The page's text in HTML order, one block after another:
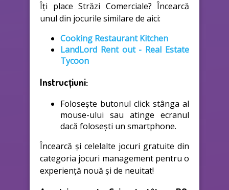
Îți place Străzi Comerciale? Încearcă
unul din jocurile similare de aici:
Cooking Restaurant Kitchen
LandLord Rent out - Real Estate
Tycoon
Instrucțiuni:
Folosește butonul click stânga al
mouse-ului sau atinge ecranul
dacă folosești un smartphone.
Încearcă și celelalte jocuri gratuite din
categoria jocuri management pentru o
experiență nouă și de neuitat!